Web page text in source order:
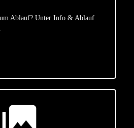
Ablauf? Unter Info & Ablauf